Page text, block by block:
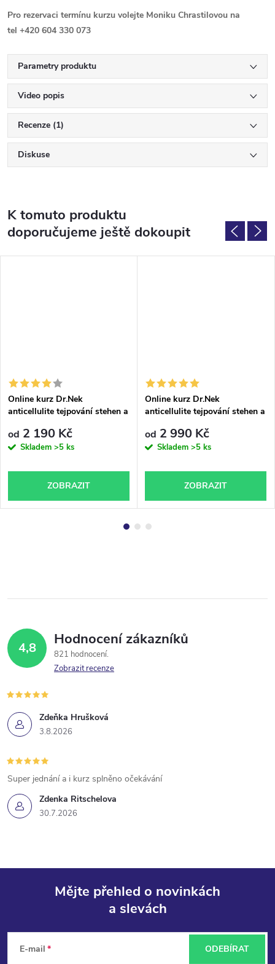
Pro rezervaci termínu kurzu volejte Moniku Chrastilovou na
tel +420 604 330 073
Parametry produktu
Video popis
Recenze (1)
Diskuse
K tomuto produktu
doporučujeme ještě dokoupit
Online kurz Dr.Nek
anticellulite tejpování stehen a
od 2 190 Kč
Skladem >5 ks
ZOBRAZIT
Online kurz Dr.Nek
anticellulite tejpování stehen a
od 2 990 Kč
Skladem >5 ks
ZOBRAZIT
4,8 Hodnocení zákazníků
821 hodnocení
Zobrazit recenze
Zdeňka Hrušková
3.8.2026
Zdenka Ritschelova
30.7.2026
Super jednání a i kurz splněno očekávání
Mějte přehled o novinkách
a slevách
E-mail ODEBÍRAT